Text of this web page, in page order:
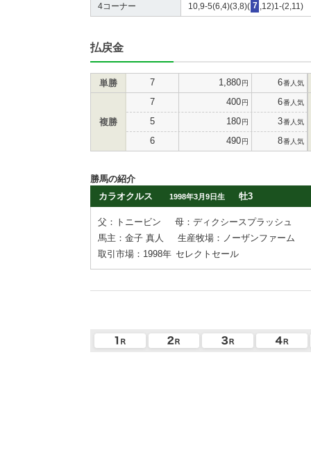
4コーナー 10,9-5(6,4)(3,8)( 7 ,12)1-(2,11)
払戻金
単勝 7 1,880円 6番人気
複勝
7 400円 6番人気
5 180円 3番人気
6 490円 8番人気
勝馬の紹介
カラオクルス
1998年3月9日生 牡3
父：トニービン
母：ディクシースプラッシュ
馬主：金子 真人
生産牧場：ノーザンファーム
取引市場：1998年 セレクトセール